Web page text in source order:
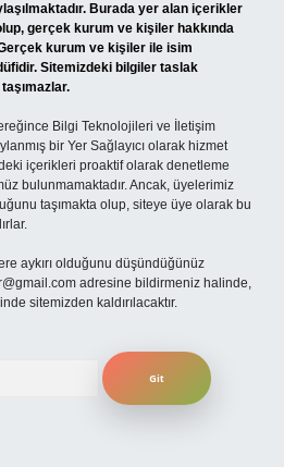
Burada yer alan içerikler
gerçek kurum ve kişiler hakkında
kurum ve kişiler ile isim
Sitemizdeki bilgiler taslak
Bilgi Teknolojileri ve İletişim
bir Yer Sağlayıcı olarak hizmet
içerikleri proaktif olarak denetleme
bulunmamaktadır. Ancak, üyelerimiz
taşımakta olup, siteye üye olarak bu
aykırı olduğunu düşündüğünüz
adresine bildirmeniz halinde,
sitemizden kaldırılacaktır.